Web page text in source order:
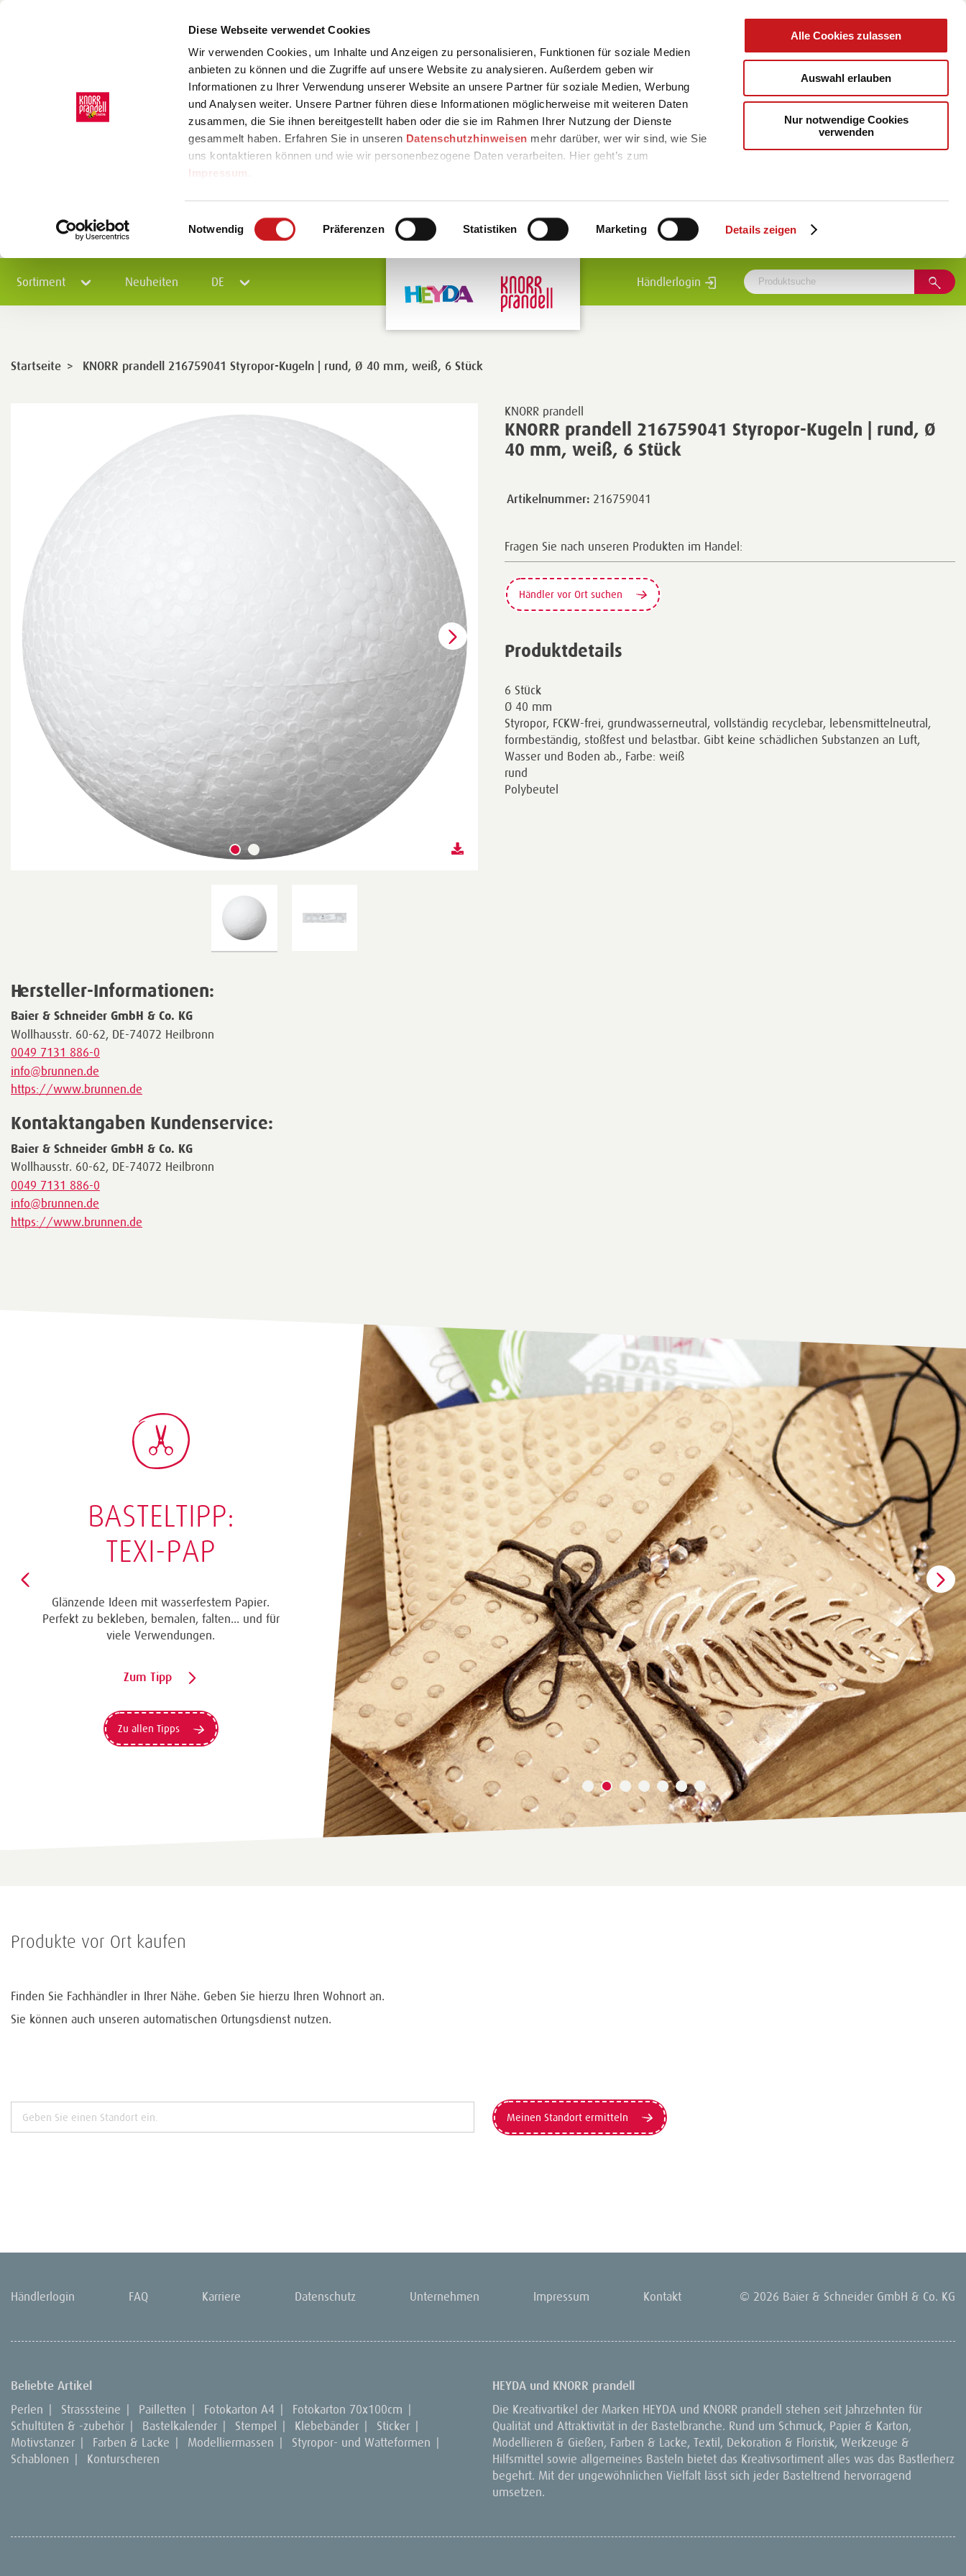
Diese Webseite verwendet Cookies
Wir verwenden Cookies, um Inhalte und Anzeigen zu personalisieren, Funktionen für soziale Medien
anbieten zu können und die Zugriffe auf unsere Website zu analysieren. Außerdem geben wir
Informationen zu Ihrer Verwendung unserer Website an unsere Partner für soziale Medien, Werbung
und Analysen weiter. Unsere Partner führen diese Informationen möglicherweise mit weiteren Daten
zusammen, die Sie ihnen bereitgestellt haben oder die sie im Rahmen Ihrer Nutzung der Dienste
gesammelt haben. Erfahren Sie in unseren Datenschutzhinweisen mehr darüber, wer wir sind, wie Sie
uns kontaktieren können und wie wir personenbezogene Daten verarbeiten. Hier geht’s zum
Impressum
Einwilligungsauswahl
Notwendig Präferenzen Statistiken Marketing Details zeigen
Alle Cookies zulassen
Auswahl erlauben
Nur notwendige Cookies
verwenden
Sortiment Neuheiten DE Händlerlogin
KNORR prandell
KNORR prandell 216759041 Styropor-Kugeln | rund, Ø
40 mm, weiß, 6 Stück
Startseite > KNORR prandell 216759041 Styropor-Kugeln | rund, Ø 40 mm, weiß, 6 Stück
Artikelnummer: 216759041
Fragen Sie nach unseren Produkten im Handel:
Händler vor Ort suchen
Produktdetails
6 Stück
Ø 40 mm
Styropor, FCKW-frei, grundwasserneutral, vollständig recyclebar, lebensmittelneutral,
formbeständig, stoßfest und belastbar. Gibt keine schädlichen Substanzen an Luft,
Wasser und Boden ab., Farbe: weiß
rund
Polybeutel
Hersteller-Informationen:
Baier & Schneider GmbH & Co. KG
Wollhausstr. 60-62, DE-74072 Heilbronn
0049 7131 886-0
info@brunnen.de
https://www.brunnen.de
Kontaktangaben Kundenservice:
Baier & Schneider GmbH & Co. KG
Wollhausstr. 60-62, DE-74072 Heilbronn
0049 7131 886-0
info@brunnen.de
https://www.brunnen.de
BASTELTIPP:
GLÜCKWUNSCHKARTE
"KINDERWAGEN"
Eine Überraschung der besonderten Art und
unübertroffen in der Wirkung. Probieren Sie es
Zu allen Tipps
Produkte vor Ort kaufen
Finden Sie Fachhändler in Ihrer Nähe. Geben Sie hierzu Ihren Wohnort an.
Sie können auch unseren automatischen Ortungsdienst nutzen.
Meinen Standort ermitteln
Händlerlogin FAQ Karriere Datenschutz Unternehmen Impressum Kontakt © 2026 Baier & Schneider GmbH & Co. KG
Beliebte Artikel
Perlen Strasssteine Pailletten Fotokarton A4 Fotokarton 70x100cm
Schultüten & -zubehör
Bastelkalender Stempel Klebebänder Sticker
Motivstanzer
Farben & Lacke Modelliermassen Styropor- und Watteformen
Schablonen
Konturscheren
HEYDA und KNORR prandell
Die Kreativartikel der Marken HEYDA und KNORR prandell stehen seit Jahrzehnten für
Qualität und Attraktivität in der Bastelbranche. Rund um Schmuck, Papier & Karton,
Modellieren & Gießen, Farben & Lacke, Textil, Dekoration & Floristik, Werkzeuge &
Hilfsmittel sowie allgemeines Basteln bietet das Kreativsortiment alles was das Bastlerherz
begehrt. Mit der ungewöhnlichen Vielfalt lässt sich jeder Basteltrend hervorragend
umsetzen.